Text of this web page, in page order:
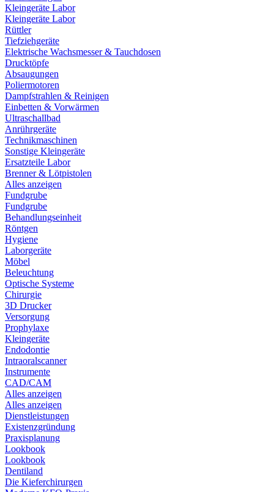
Kleingeräte Labor
Kleingeräte Labor
Rüttler
Tiefziehgeräte
Elektrische Wachsmesser & Tauchdosen
Drucktöpfe
Absaugungen
Poliermotoren
Dampfstrahlen & Reinigen
Einbetten & Vorwärmen
Ultraschallbad
Anrührgeräte
Technikmaschinen
Sonstige Kleingeräte
Ersatzteile Labor
Brenner & Lötpistolen
Alles anzeigen
Fundgrube
Fundgrube
Behandlungseinheit
Röntgen
Hygiene
Laborgeräte
Möbel
Beleuchtung
Optische Systeme
Chirurgie
3D Drucker
Versorgung
Prophylaxe
Kleingeräte
Endodontie
Intraoralscanner
Instrumente
CAD/CAM
Alles anzeigen
Alles anzeigen
Dienstleistungen
Existenzgründung
Praxisplanung
Lookbook
Lookbook
Dentiland
Die Kieferchirurgen